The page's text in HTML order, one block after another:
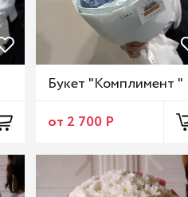
Букет "Комплимент "
от 2 700 Р